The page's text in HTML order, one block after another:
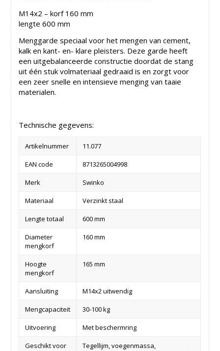
M14x2 – korf 160 mm
lengte 600 mm
Menggarde speciaal voor het mengen van cement,
kalk en kant- en- klare pleisters. Deze garde heeft
een uitgebalanceerde constructie doordat de stang
uit één stuk volmateriaal gedraaid is en zorgt voor
een zeer snelle en intensieve menging van taaie
materialen.
Technische gegevens:
Artikelnummer 11.077
EAN code 8713265004998
Merk Swinko
Materiaal Verzinkt staal
Lengte totaal 600 mm
Diameter
mengkorf
160 mm
Hoogte
mengkorf
165 mm
Aansluiting M14x2 uitwendig
Mengcapaciteit 30-100 kg
Uitvoering Met beschermring
Geschikt voor
Tegellijm, voegenmassa,